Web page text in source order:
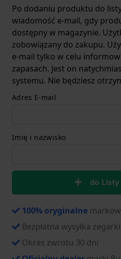
Po dodaniu produktu do
wiadomość e-mail, gdy
dostępny w magazynie.
zobowiązany do zakupu.
e-mail tylko w celu
zapasach. Jest on
systemu. Nie będziesz
Adres E-mail
Imię i nazwisko
do
100% oryginalne
Bezpłatna wysyłka
Okres zwrotu 30 dni